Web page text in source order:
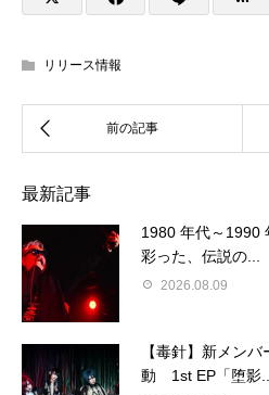
リリース情報
最新記事
1980 年代～1990
彩った、伝説の...
2026.08.09
【毒針】新メン
動 1st EP「堕影...